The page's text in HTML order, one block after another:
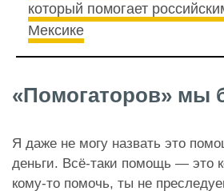
который помогает
Мексике
«Помогаторов» мы
Я даже не могу назвать это
деньги. Всё-таки помощь — это
кому-то помочь, ты не